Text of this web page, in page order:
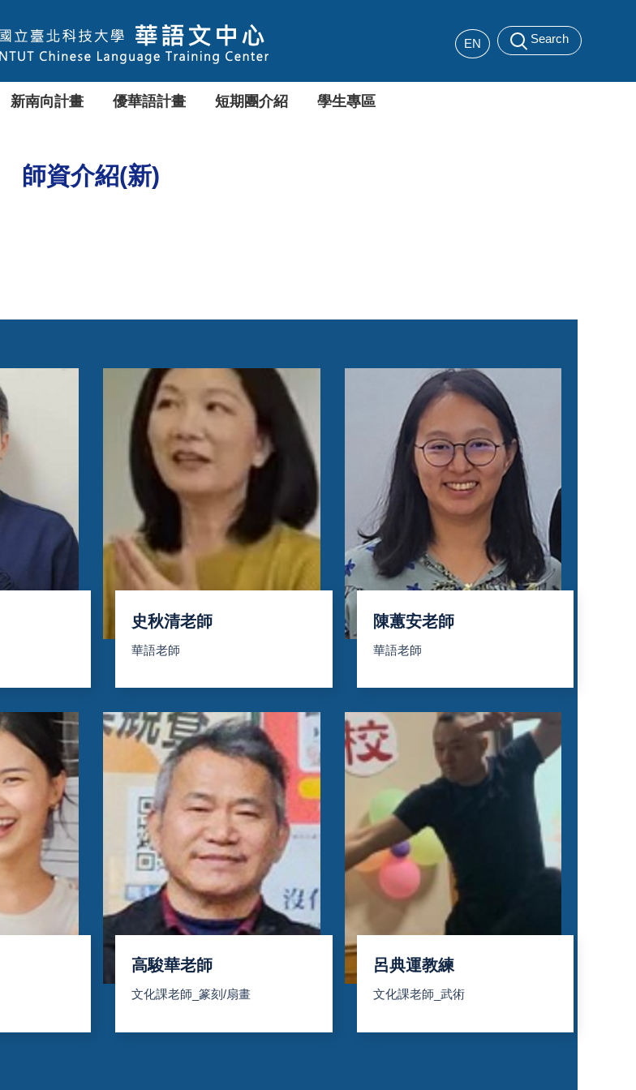
EN Search
新南向計畫 優華語計畫 短期團介紹 學生專區
師資介紹(新)
史秋清老師
華語老師
陳蕙安老師
華語老師
高駿華老師
文化課老師_篆刻/扇畫
呂典運教練
文化課老師_武術